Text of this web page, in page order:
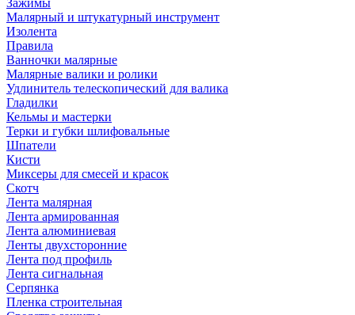
Зажимы
Малярный и штукатурный инструмент
Изолента
Правила
Ванночки малярные
Малярные валики и ролики
Удлинитель телескопический для валика
Гладилки
Кельмы и мастерки
Терки и губки шлифовальные
Шпатели
Кисти
Миксеры для смесей и красок
Скотч
Лента малярная
Лента армированная
Лента алюминиевая
Ленты двухсторонние
Лента под профиль
Лента сигнальная
Серпянка
Пленка строительная